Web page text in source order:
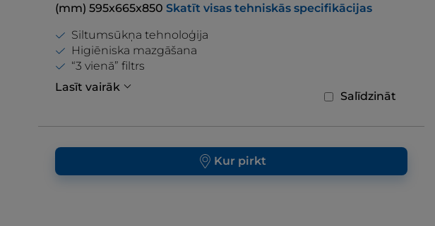
(mm) 595x665x850 Skatīt visas tehniskās specifikācijas
Salīdzināt
Siltumsūkņa tehnoloģija
Higiēniska mazgāšana
“3 vienā” filtrs
Lasīt vairāk
Kur pirkt